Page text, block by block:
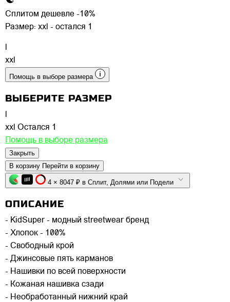
Сплитом дешевле -10%
Размер: xxl - остался 1
l
xxl
Помощь в выборе размера
ВЫБЕРИТЕ РАЗМЕР
xxl Остался 1
Помощь в выборе размера
Закрыть
В корзину Перейти в корзину
4 × 8047 ₽ в Сплит, Долями или Подели
ОПИСАНИЕ
- KidSuper - модный streetwear бренд
- Хлопок - 100%
- Свободный крой
- Джинсовые пять карманов
- Нашивки по всей поверхности
- Кожаная нашивка сзади
- Необработанный нижний край